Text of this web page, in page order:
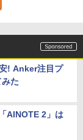
! Anker注目プ
た
AINOTE 2」は